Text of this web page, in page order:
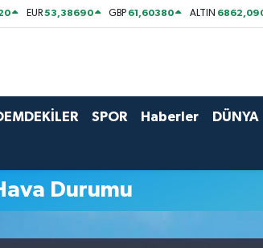
EUR53,38690 GBP 61,60380 ALTIN
SPOR Haberler DÜNYA
Durumu